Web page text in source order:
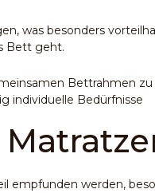
was besonders
Bett geht.
Bettrahmen
individuelle Bedürfnisse
empfunden werden,